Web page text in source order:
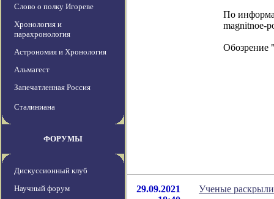
Слово о полку Игореве
Хронология и
парахронология
Астрономия и Хронология
Альмагест
Запечатленная Россия
Сталиниана
ФОРУМЫ
Дискуссионный клуб
Научный форум
По
magnitnoe-
Обозрение
29.09.2021
Ученые